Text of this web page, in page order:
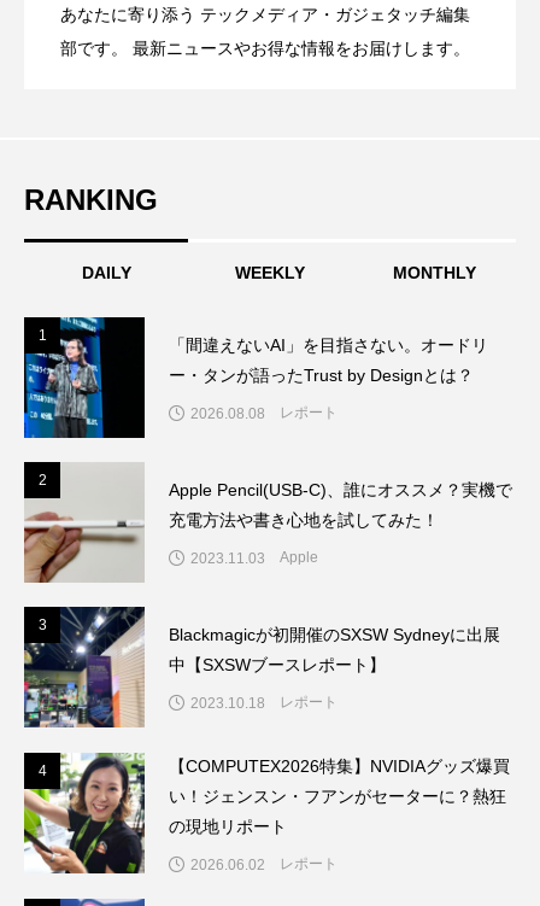
あなたに寄り添う テックメディア・ガジェタッチ編集
部です。 最新ニュースやお得な情報をお届けします。
登場
Directに動いた理由、担当者も答えられな
2026.04.23 OpenMic Insight：AFEELA開発中止で見
RANKING
DAILY WEEKLY MONTHLY
1
「間違えないAI」を目指さない。オードリ
ー・タンが語ったTrust by Designとは？
2026.08.08 レポート
2
Apple Pencil(USB-C)、誰にオススメ？実機で
充電方法や書き心地を試してみた！
2023.11.03 Apple
3
Blackmagicが初開催のSXSW Sydneyに出展
中【SXSWブースレポート】
2023.10.18 レポート
4
【COMPUTEX2026特集】NVIDIAグッズ爆買
い！ジェンスン・フアンがセーターに？熱狂
の現地リポート
2026.06.02 レポート